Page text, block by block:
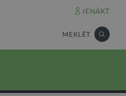
IENĀKT
MEKLĒT